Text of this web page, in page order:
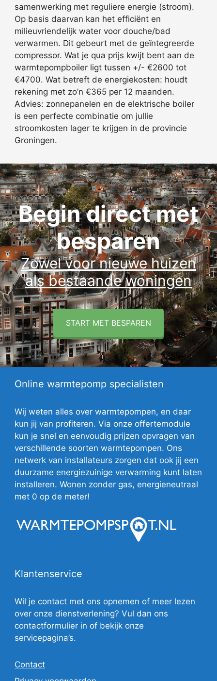
samenwerking met reguliere energie (stroom).
Op basis daarvan kan het efficiënt en
milieuvriendelijk water voor douche/bad
verwarmen. Dit gebeurt met de geïntegreerde
compressor. Wat je qua prijs kwijt bent aan de
warmtepompboiler ligt tussen +/- €2600 tot
€4700. Wat betreft de energiekosten: houdt
rekening met zo’n €365 per 12 maanden.
Advies: zonnepanelen en de elektrische boiler
is een perfecte combinatie om jullie
stroomkosten lager te krijgen in de provincie
Groningen.
Begin direct met
besparen
Zowel voor nieuwe huizen
als bestaande woningen
START MET BESPAREN
Online warmtepomp specialisten
Wij weten alles over warmtepompen, en daar
kun jij van profiteren. Via onze offertemodule
kun je snel en eenvoudig prijzen opvragen van
verschillende soorten warmtepompen. Ons
netwerk van installateurs zorgen dat ook jij een
duurzame energiezuinige verwarming kunt laten
installeren. Wonen zonder gas, energieneutraal
met 0 op de meter!
Klantenservice
Wil je contact met ons opnemen of meer lezen
over onze dienstverlening? Vul dan ons
contactformulier in of bekijk onze
servicepagina’s.
Contact